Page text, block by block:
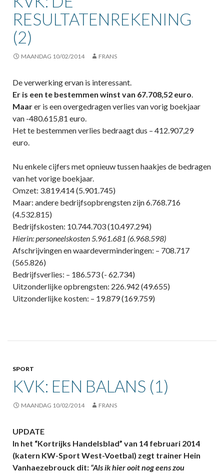
RESULTATENREKENING
(2)
MAANDAG 10/02/2014 FRANS
De verwerking ervan is interessant.
Er is een te bestemmen winst van 67.708,52 euro.
Maarer is een overgedragen verlies van vorig boekjaar
van -480.615,81 euro.
Het te bestemmen verlies bedraagt dus – 412.907,29
euro.
Nu enkele cijfers met opnieuw tussen haakjes de bedragen
van het vorige boekjaar.
Omzet: 3.819.414 (5.901.745)
Maar: andere bedrijfsopbrengsten zijn 6.768.716
(4.532.815)
Bedrijfskosten: 10.744.703 (10.497.294)
Hierin: personeelskosten 5.961.681 (6.968.598)
Afschrijvingen en waardeverminderingen: – 708.717
(565.826)
Bedrijfsverlies: – 186.573 (- 62.734)
Uitzonderlijke opbrengsten: 226.942 (49.655)
Uitzonderlijke kosten: – 19.879 (169.759)
SPORT
KVK: EEN BALANS (1)
MAANDAG 10/02/2014 FRANS
UPDATE
In het “Kortrijks Handelsblad” van 14 februari 2014
(katern KW-Sport West-Voetbal) zegt trainer Hein
Vanhaezebrouck dit: “Als ik hier ooit nog eens zou